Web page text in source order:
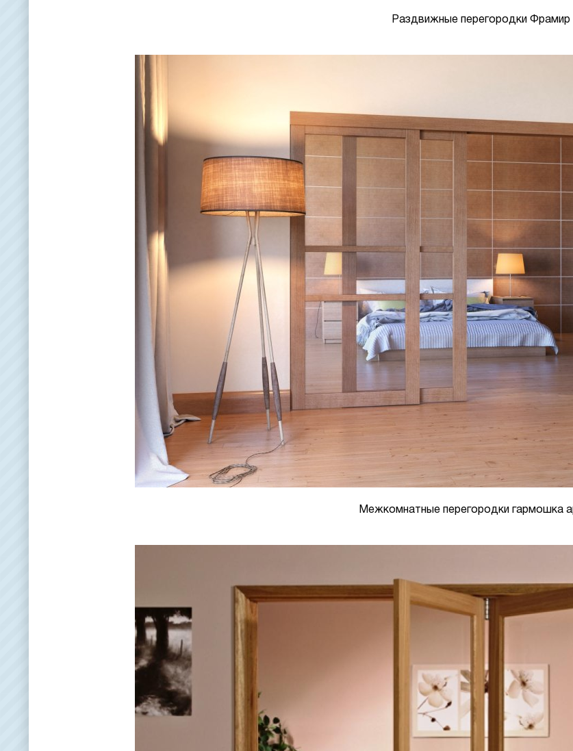
Раздвижные перегородки Фрамир
Межкомнатные перегородки гармошка